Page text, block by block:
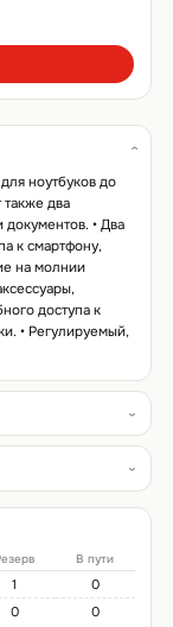
ноутбуков до
также два
• Два
к смартфону,
на молнии
доступа к
• Регулируемый,
В пути
1
0
0 0